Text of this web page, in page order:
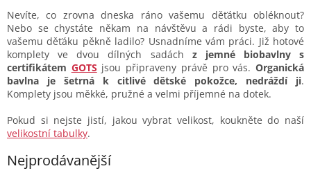
Nevíte, co zrovna dneska ráno vašemu děťátku obléknout?
Nebo se chystáte někam na návštěvu a rádi byste, aby to
vašemu děťáku pěkně ladilo? Usnadníme vám práci. Již hotové
komplety ve dvou dílných sadách z jemné biobavlny s
certifikátem GOTS jsou připraveny právě pro vás.Organická
bavlna je šetrná k citlivé dětské pokožce, nedráždí ji.
Komplety jsou měkké, pružné a velmi příjemné na dotek.
Pokud si nejste jistí, jakou vybrat velikost, koukněte do naší
velikostní tabulky.
Nejprodávanější